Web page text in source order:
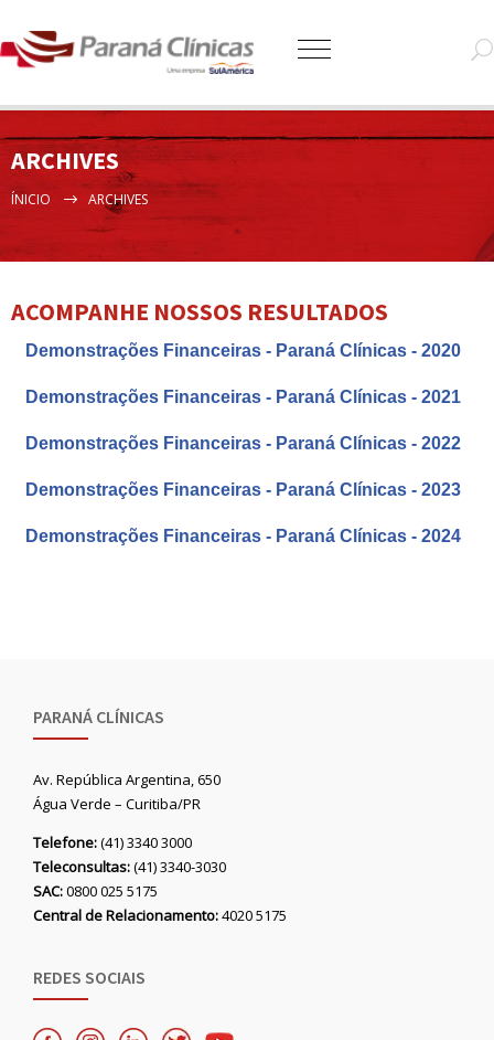
ARCHIVES
ÍNICIO ARCHIVES
ACOMPANHE NOSSOS RESULTADOS
Demonstrações Financeiras - Paraná Clínicas - 2020
Demonstrações Financeiras - Paraná Clínicas - 2021
Demonstrações Financeiras - Paraná Clínicas - 2022
Demonstrações Financeiras - Paraná Clínicas - 2023
Demonstrações Financeiras - Paraná Clínicas - 2024
PARANÁ CLÍNICAS
Av. República Argentina, 650
Água Verde – Curitiba/PR
Telefone:(41) 3340 3000
Teleconsultas:(41) 3340-3030
SAC:0800 025 5175
Central de Relacionamento:4020 5175
REDES SOCIAIS